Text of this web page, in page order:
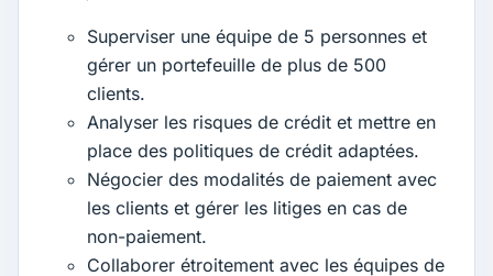
Superviser une équipe de 5 personnes et
gérer un portefeuille de plus de 500
clients.
Analyser les risques de crédit et mettre en
place des politiques de crédit adaptées.
Négocier des modalités de paiement avec
les clients et gérer les litiges en cas de
non-paiement.
Collaborer étroitement avec les équipes de